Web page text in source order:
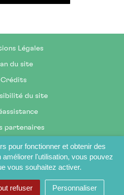
pour fonctionner et obtenir des
l'utilisation, vous pouvez
vous souhaitez activer.
refuser Personnaliser
Légales
du site
Crédits
du site
partenaires